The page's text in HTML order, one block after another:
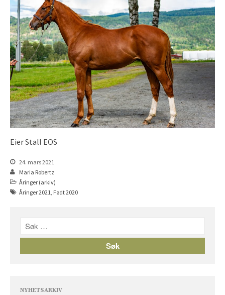
Åringer 2020
Åringer 2019
Åringer 2018
Åringer 2017
Åringer 2016
Åringer 2015
Føll 2026
Føll 2025
Føll 2017
Eier Stall EOS
24. mars 2021
Maria Robertz
Åringer (arkiv)
Åringer 2021 Født 2020
NYHETSARKIV